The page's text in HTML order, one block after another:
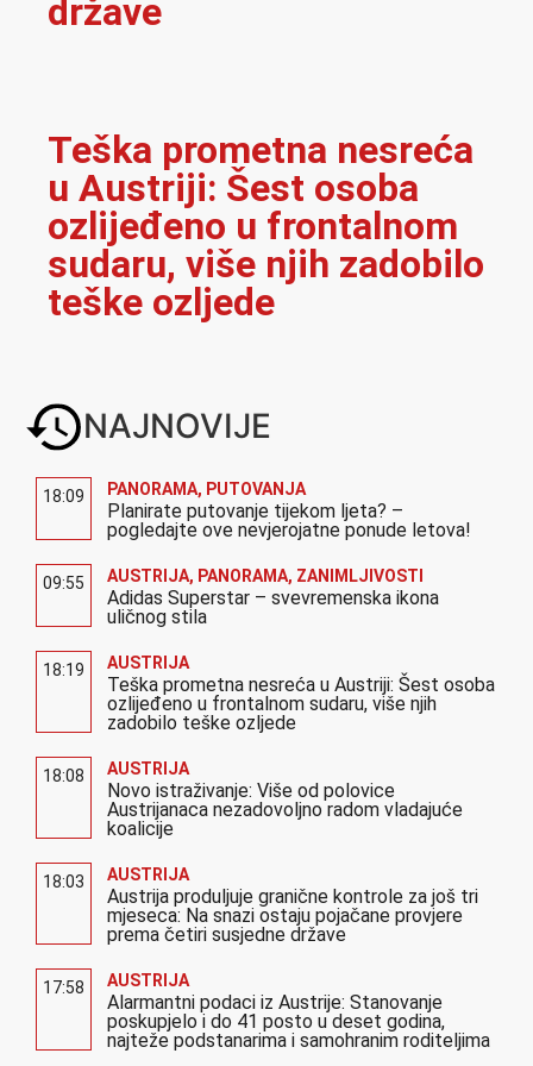
države
Teška prometna nesreća
u Austriji: Šest osoba
ozlijeđeno u frontalnom
sudaru, više njih zadobilo
teške ozljede
NAJNOVIJE
18:09 PANORAMA, PUTOVANJA
Planirate putovanje tijekom ljeta? –
pogledajte ove nevjerojatne ponude letova!
09:55 AUSTRIJA, PANORAMA, ZANIMLJIVOSTI
Adidas Superstar – svevremenska ikona
uličnog stila
18:19 AUSTRIJA
Teška prometna nesreća u Austriji: Šest osoba
ozlijeđeno u frontalnom sudaru, više njih
zadobilo teške ozljede
18:08 AUSTRIJA
Novo istraživanje: Više od polovice
Austrijanaca nezadovoljno radom vladajuće
koalicije
18:03 AUSTRIJA
Austrija produljuje granične kontrole za još tri
mjeseca: Na snazi ostaju pojačane provjere
prema četiri susjedne države
17:58 AUSTRIJA
Alarmantni podaci iz Austrije: Stanovanje
poskupjelo i do 41 posto u deset godina,
najteže podstanarima i samohranim roditeljima